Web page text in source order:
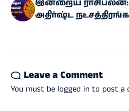
இன்றைய ராசிபலன்:
அதிர்ஷ்ட
Leave a Comment
You must be logged in to post a